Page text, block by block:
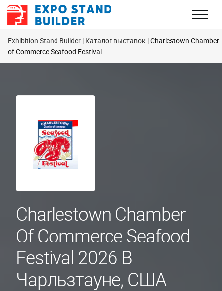
Перейти
Exhibition Stand Builder Каталог выставок Charlestown Chamber
of Commerce Seafood Festival
Charlestown Chamber
Of Commerce Seafood
Festival 2026 В
Чарльзтауне, США